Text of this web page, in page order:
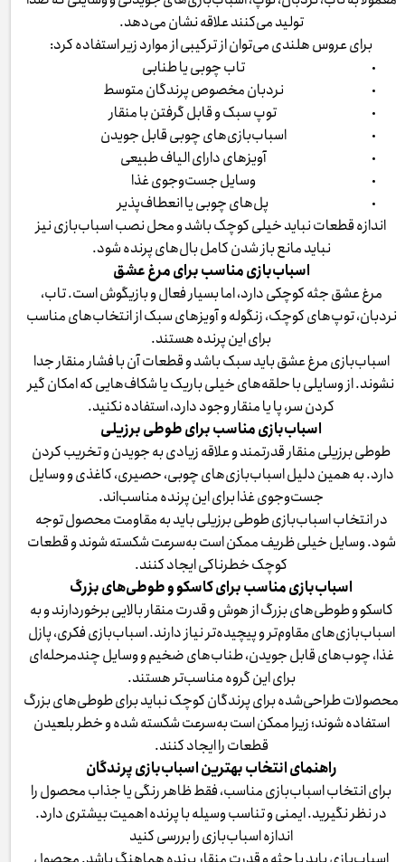
تولید می‌کنند علاقه نشان می‌دهد.
برای عروس هلندی می‌توان از ترکیبی از موارد زیر استفاده کرد:
تاب چوبی یا طنابی
نردبان مخصوص پرندگان متوسط
توپ سبک و قابل گرفتن با منقار
اسباب‌بازی‌های چوبی قابل جویدن
آویزهای دارای الیاف طبیعی
وسایل جست‌وجوی غذا
پل‌های چوبی یا انعطاف‌پذیر
اندازه قطعات نباید خیلی کوچک باشد و محل نصب اسباب‌بازی نیز
نباید مانع باز شدن کامل بال‌های پرنده شود.
اسباب‌بازی مناسب برای مرغ عشق
مرغ عشق جثه کوچکی دارد، اما بسیار فعال و بازیگوش است. تاب،
نردبان، توپ‌های کوچک، زنگوله و آویزهای سبک از انتخاب‌های مناسب
برای این پرنده هستند.
اسباب‌بازی مرغ عشق باید سبک باشد و قطعات آن با فشار منقار جدا
نشوند. از وسایلی با حلقه‌های خیلی باریک یا شکاف‌هایی که امکان گیر
کردن سر، پا یا منقار وجود دارد، استفاده نکنید.
اسباب‌بازی مناسب برای طوطی برزیلی
طوطی برزیلی منقار قدرتمند و علاقه زیادی به جویدن و تخریب کردن
دارد. به همین دلیل اسباب‌بازی‌های چوبی، حصیری، کاغذی و وسایل
جست‌وجوی غذا برای این پرنده مناسب‌اند.
در انتخاب اسباب‌بازی طوطی برزیلی باید به مقاومت محصول توجه
شود. وسایل خیلی ظریف ممکن است به‌سرعت شکسته شوند و قطعات
کوچک خطرناکی ایجاد کنند.
اسباب‌بازی مناسب برای کاسکو و طوطی‌های بزرگ
کاسکو و طوطی‌های بزرگ از هوش و قدرت منقار بالایی برخوردارند و به
اسباب‌بازی‌های مقاوم‌تر و پیچیده‌تر نیاز دارند. اسباب‌بازی فکری، پازل
غذا، چوب‌های قابل جویدن، طناب‌های ضخیم و وسایل چندمرحله‌ای
برای این گروه مناسب‌تر هستند.
محصولات طراحی‌شده برای پرندگان کوچک نباید برای طوطی‌های بزرگ
استفاده شوند؛ زیرا ممکن است به‌سرعت شکسته شده و خطر بلعیدن
قطعات را ایجاد کنند.
راهنمای انتخاب بهترین اسباب‌بازی پرندگان
برای انتخاب اسباب‌بازی مناسب، فقط ظاهر رنگی یا جذاب محصول را
در نظر نگیرید. ایمنی و تناسب وسیله با پرنده اهمیت بیشتری دارد.
اندازه اسباب‌بازی را بررسی کنید